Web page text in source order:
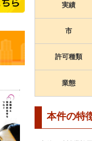
実績
市
許可種類
業態
本件の特